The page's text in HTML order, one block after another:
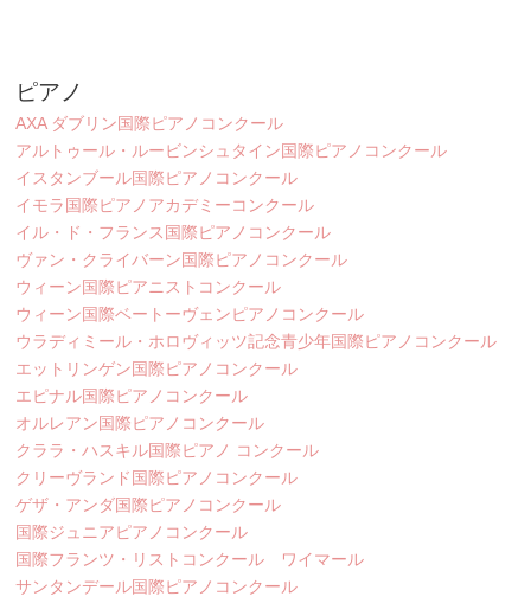
ピアノ
AXA ダブリン国際ピアノコンクール
アルトゥール・ルービンシュタイン国際ピアノコンクール
イスタンブール国際ピアノコンクール
イモラ国際ピアノアカデミーコンクール
イル・ド・フランス国際ピアノコンクール
ヴァン・クライバーン国際ピアノコンクール
ウィーン国際ピアニストコンクール
ウィーン国際ベートーヴェンピアノコンクール
ウラディミール・ホロヴィッツ記念青少年国際ピアノコンクール
エットリンゲン国際ピアノコンクール
エピナル国際ピアノコンクール
オルレアン国際ピアノコンクール
クララ・ハスキル国際ピアノ コンクール
クリーヴランド国際ピアノコンクール
ゲザ・アンダ国際ピアノコンクール
国際ジュニアピアノコンクール
国際フランツ・リストコンクール ワイマール
サンタンデール国際ピアノコンクール